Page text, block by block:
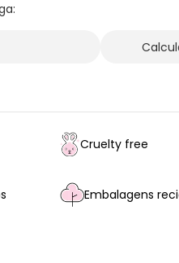
Cruelty free
Embalagens